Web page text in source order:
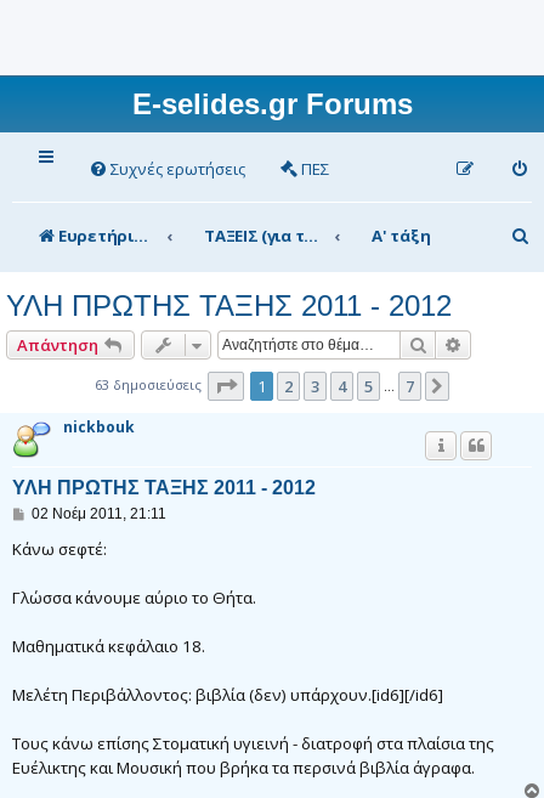
E-selides.gr Forums
Συχνές ερωτήσεις ΠΕΣ
Ευρετήριο Δ. Συζήτησης ΤΑΞΕΙΣ (για τα μέλη) Α' τάξη
ν
ΥΛΗ ΠΡΩΤΗΣ ΤΑΞΗΣ 2011 - 2012
Απάντηση Αναζήτηση
63 δημοσιεύσεις Σελίδα από7
1 2 3 4 5 … 7
nickbouk
ΥΛΗ ΠΡΩΤΗΣ ΤΑΞΗΣ 2011 - 2012
Δ
μ
ί
σ
02 Νοέμ 2011, 21:11
Κάνω σεφτέ:
Γλώσσα κάνουμε αύριο το Θήτα.
Μαθηματικά κεφάλαιο 18.
Μελέτη Περιβάλλοντος: βιβλία (δεν) υπάρχουν.[id6][/id6]
Τους κάνω επίσης Στοματική υγιεινή - διατροφή στα πλαίσια της
Ευέλικτης και Μουσική που βρήκα τα περσινά βιβλία άγραφα.